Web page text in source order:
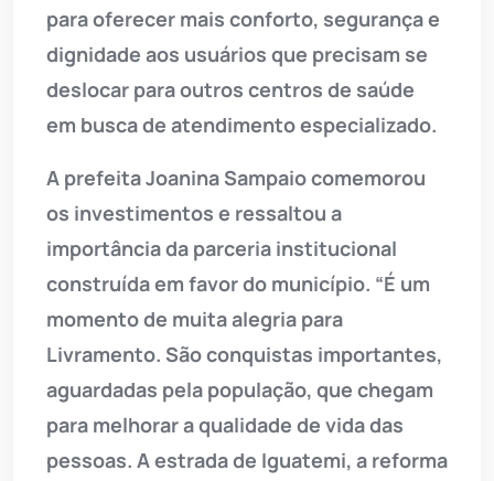
para oferecer mais conforto, segurança e
dignidade aos usuários que precisam se
deslocar para outros centros de saúde
em busca de atendimento especializado.
A prefeita Joanina Sampaio comemorou
os investimentos e ressaltou a
importância da parceria institucional
construída em favor do município. “É um
momento de muita alegria para
Livramento. São conquistas importantes,
aguardadas pela população, que chegam
para melhorar a qualidade de vida das
pessoas. A estrada de Iguatemi, a reforma